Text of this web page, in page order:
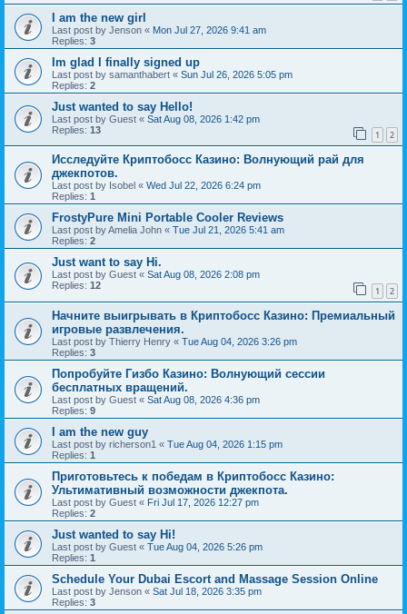
I am the new girl
Last post by Jenson « Mon Jul 27, 2026 9:41 am
Replies: 3
Im glad I finally signed up
Last post by samanthabert « Sun Jul 26, 2026 5:05 pm
Replies: 2
Just wanted to say Hello!
Last post by Guest « Sat Aug 08, 2026 1:42 pm
Replies: 13 1 2
Исследуйте Криптобосс Казино: Волнующий рай для
джекпотов.
Last post by Isobel « Wed Jul 22, 2026 6:24 pm
Replies: 1
FrostyPure Mini Portable Cooler Reviews
Last post byAmelia John « Tue Jul 21, 2026 5:41 am
Replies: 2
Just want to say Hi.
Last post by Guest « Sat Aug 08, 2026 2:08 pm
Replies: 12 1 2
Начните выигрывать в Криптобосс Казино: Премиальный
игровые развлечения.
Last post by Thierry Henry « Tue Aug 04, 2026 3:26 pm
Replies: 3
Попробуйте Гизбо Казино: Волнующий сессии
бесплатных вращений.
Last post by Guest « Sat Aug 08, 2026 4:36 pm
Replies: 9
I am the new guy
Last post by richerson1 « Tue Aug 04, 2026 1:15 pm
Replies: 1
Приготовьтесь к победам в Криптобосс Казино:
Ультимативный возможности джекпота.
Last post by Guest « Fri Jul 17, 2026 12:27 pm
Replies: 2
Just wanted to say Hi!
Last post by Guest « Tue Aug 04, 2026 5:26 pm
Replies: 1
Schedule Your Dubai Escort and Massage Session Online
Last post by Jenson « Sat Jul 18, 2026 3:35 pm
Replies: 3